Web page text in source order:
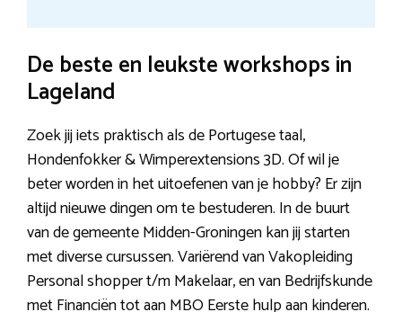
De beste en leukste workshops in
Lageland
Zoek jij iets praktisch als de Portugese taal,
Hondenfokker & Wimperextensions 3D. Of wil je
beter worden in het uitoefenen van je hobby? Er zijn
altijd nieuwe dingen om te bestuderen. In de buurt
van de gemeente Midden-Groningen kan jij starten
met diverse cursussen. Variërend van Vakopleiding
Personal shopper t/m Makelaar, en van Bedrijfskunde
met Financiën tot aan MBO Eerste hulp aan kinderen.